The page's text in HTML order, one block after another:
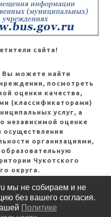
сайта!
Вы можете найти
посмотреть
оценки качества,
(классификаторами)
услуг, а
независимой оценке
осуществления
организациями,
Чукотского
округа.
мы не собираем и не
без вашего согласия.
Политике